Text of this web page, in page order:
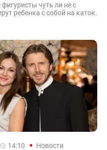
чуть ли не с
ребенка с собой на каток.
14:10 Новости